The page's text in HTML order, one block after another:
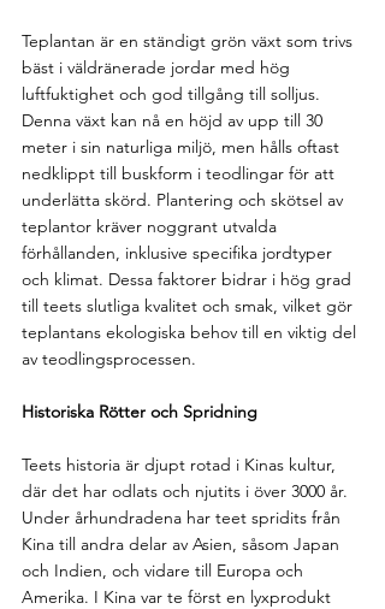
Teplantan är en ständigt grön växt som trivs
bäst i väldränerade jordar med hög
luftfuktighet och god tillgång till solljus.
Denna växt kan nå en höjd av upp till 30
meter i sin naturliga miljö, men hålls oftast
nedklippt till buskform i teodlingar för att
underlätta skörd. Plantering och skötsel av
teplantor kräver noggrant utvalda
förhållanden, inklusive specifika jordtyper
och klimat. Dessa faktorer bidrar i hög grad
till teets slutliga kvalitet och smak, vilket gör
teplantans ekologiska behov till en viktig del
av teodlingsprocessen.
Historiska Rötter och Spridning
Teets historia är djupt rotad i Kinas kultur,
där det har odlats och njutits i över 3000 år.
Under århundradena har teet spridits från
Kina till andra delar av Asien, såsom Japan
och Indien, och vidare till Europa och
Amerika. I Kina var te först en lyxprodukt